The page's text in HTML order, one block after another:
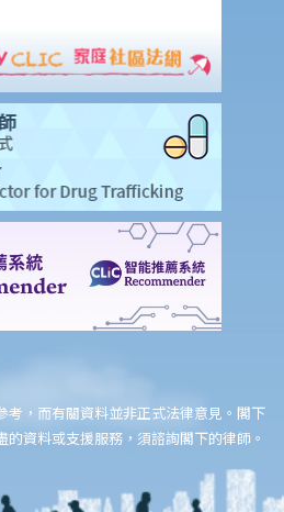
麼程序？
提出人身傷亡訴訟，但他還未夠18歲。
應由我去代表他提出訴訟？
考，而有關資料並非正式法律意見。閣下
資料或支援服務，須諮詢閣下的律師。